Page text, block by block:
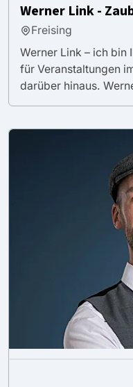
Werner Link -
Freising
Werner Link – ich bin
für Veranstaltungen
darüber hinaus.